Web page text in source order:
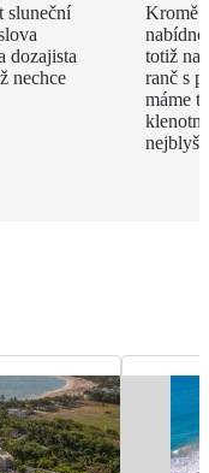
sluneční
dozajista
nechce
Kromě
totiž
ranč s
máme